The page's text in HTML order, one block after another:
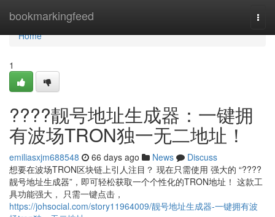
bookmarkingfeed
Home
Home
1
????靓号地址生成器：一键拥
有波场TRON独一无二地址！
emiliasxjm688548 66 days ago News
Discuss
想要在波场TRON区块链上引人注目？ 现在只需使用 强大的 “????
靓号地址生成器”，即可轻松获取一个个性化的TRON地址！ 这款工
具功能强大， 只需一键点击，
https://johsocial.com/story11964009/靓号地址生成器-一键拥有波